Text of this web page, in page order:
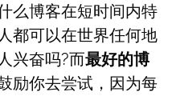
么博客在短时间内特
都可以在世界任何地
兴奋吗?而最好的博
励你去尝试，因为每